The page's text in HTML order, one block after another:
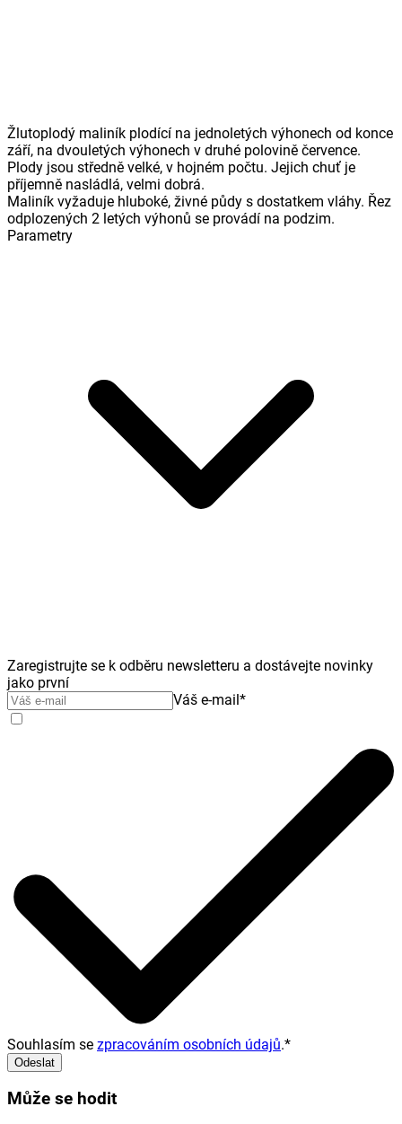
Žlutoplodý maliník plodící na jednoletých výhonech od konce
září, na dvouletých výhonech v druhé polovině července.
Plody jsou středně velké, v hojném počtu. Jejich chuť je
příjemně nasládlá, velmi dobrá.
Maliník vyžaduje hluboké, živné půdy s dostatkem vláhy. Řez
odplozených 2 letých výhonů se provádí na podzim.
Parametry
Zaregistrujte se k odběru newsletteru a dostávejte novinky
jako první
Váš e-mail*
Souhlasím se zpracováním osobních údajů.*
Odeslat
Může se hodit